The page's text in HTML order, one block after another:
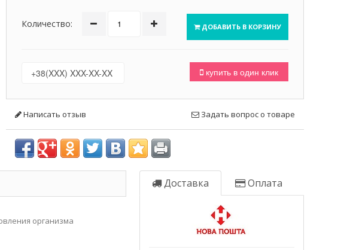
Количество: ДОБАВИТЬ В КОРЗИНУ
купить в один клик
Написать отзыв Задать вопрос о товаре
организма
Доставка Оплата